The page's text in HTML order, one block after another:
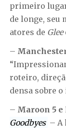
primeiro
de longe, seu
atores de Glee
–
roteiro,
densa sobre
– Maroon 5
Goodbyes – A